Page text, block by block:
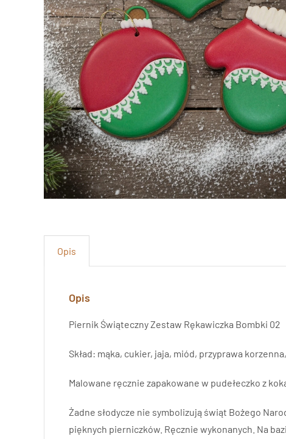
Opis
Opis
Piernik Świąteczny Zestaw Rękawiczka Bombki 02
Skład: mąka, cukier, jaja, miód, przyprawa
Malowane ręcznie zapakowane w pudełeczko z
Żadne słodycze nie symbolizują świąt Bożego
pięknych pierniczków. Ręcznie wykonanych. Na